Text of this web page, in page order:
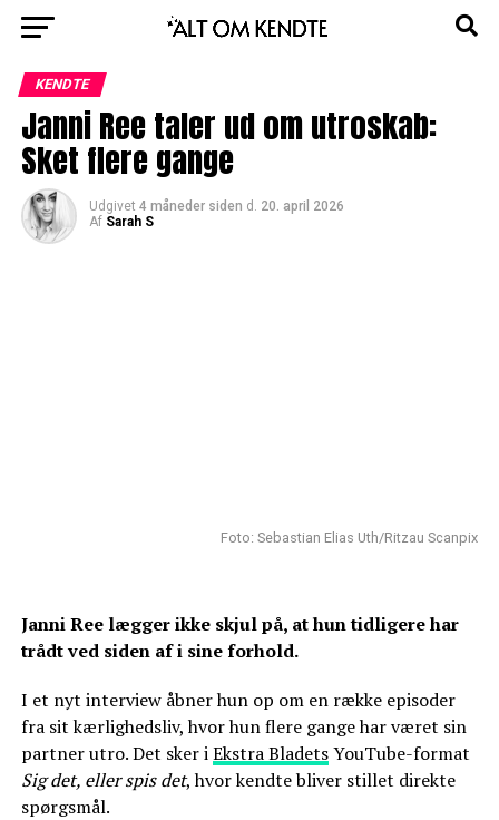
KENDTE
Janni Ree taler ud om utroskab:
Sket flere gange
Udgivet 4 måneder siden d. 20. april 2026
Af Sarah S
Foto: Sebastian Elias Uth/Ritzau Scanpix
Janni Ree lægger ikke skjul på, at hun tidligere har
trådt ved siden af i sine forhold.
I et nyt interview åbner hun op om en række episoder
fra sit kærlighedsliv, hvor hun flere gange har været sin
partner utro. Det sker iEkstra BladetsYouTube-format
Sig det, eller spis det, hvor kendte bliver stillet direkte
spørgsmål.